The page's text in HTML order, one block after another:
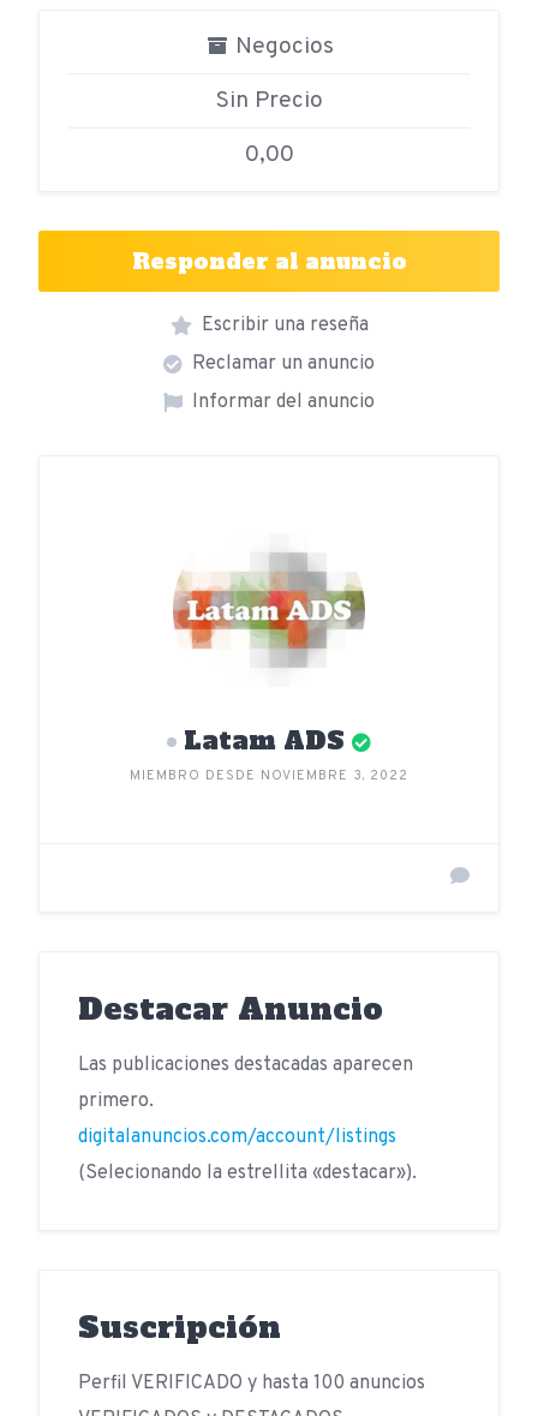
Negocios
Sin Precio
0,00
Responder al anuncio
Escribir una reseña
Reclamar un anuncio
Informar del anuncio
Latam ADS
MIEMBRO DESDE NOVIEMBRE 3, 2022
Destacar Anuncio
Las publicaciones destacadas aparecen
primero.
digitalanuncios.com/account/listings
(Selecionando la estrellita «destacar»).
Suscripción
Perfil VERIFICADO y hasta 100 anuncios